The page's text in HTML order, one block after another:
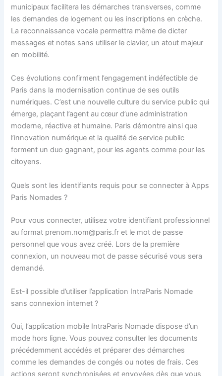
municipaux facilitera les démarches transverses, comme
les demandes de logement ou les inscriptions en crèche.
La reconnaissance vocale permettra même de dicter
messages et notes sans utiliser le clavier, un atout majeur
en mobilité.
Ces évolutions confirment l’engagement indéfectible de
Paris dans la modernisation continue de ses outils
numériques. C’est une nouvelle culture du service public qui
émerge, plaçant l’agent au cœur d’une administration
moderne, réactive et humaine. Paris démontre ainsi que
l’innovation numérique et la qualité de service public
forment un duo gagnant, pour les agents comme pour les
citoyens.
Quels sont les identifiants requis pour se connecter à Apps
Paris Nomades ?
Pour vous connecter, utilisez votre identifiant professionnel
au format prenom.nom@paris.fr et le mot de passe
personnel que vous avez créé. Lors de la première
connexion, un nouveau mot de passe sécurisé vous sera
demandé.
Est-il possible d’utiliser l’application IntraParis Nomade
sans connexion internet ?
Oui, l’application mobile IntraParis Nomade dispose d’un
mode hors ligne. Vous pouvez consulter les documents
précédemment accédés et préparer des démarches
comme les demandes de congés ou notes de frais. Ces
actions seront synchronisées et envoyées dès que vous